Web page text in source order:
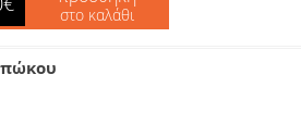
στο καλάθι